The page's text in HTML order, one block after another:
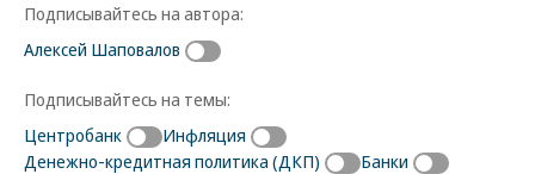
Подписывайтесь на автора:
Алексей Шаповалов
Подписывайтесь на темы:
Центробанк
Инфляция
Денежно-кредитная политика (ДКП)
Банки